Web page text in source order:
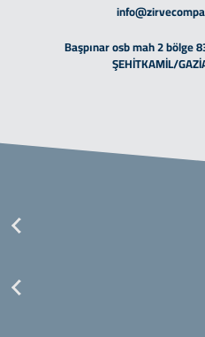
Başpınar osb mah 2 bölge
ŞEHİTKAMİL/